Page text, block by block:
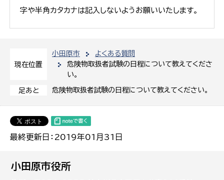
現在位置
小田原市
よくある質問
危険物取扱者試験の日程について教えてくださ
い。
足あと 危険物取扱者試験の日程について教えてください。
最終更新日：2019年01月31日
字や半角カタカナは記入しないようお願いいたします。
小田原市役所